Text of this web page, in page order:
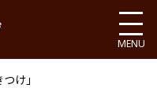
チカマチラウンジ
MENU